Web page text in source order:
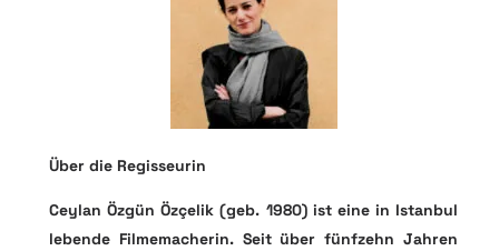
Über die Regisseurin
Ceylan Özgün Özçelik (geb. 1980) ist eine in Istanbul
lebende Filmemacherin. Seit über fünfzehn Jahren